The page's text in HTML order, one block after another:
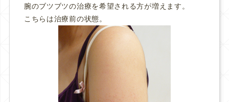
腕のブツブツの治療を希望される方が増えます。
こちらは治療前の状態。